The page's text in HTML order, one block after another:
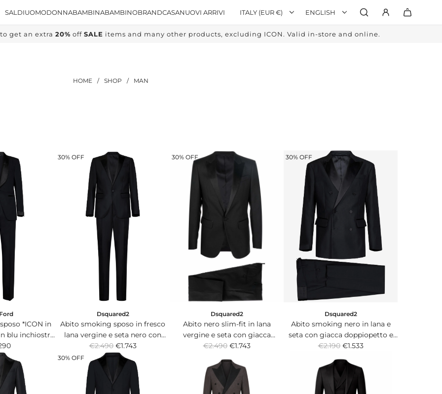
SALDIUOMODONNABAMBINABAMBINOBRANDCASANUOVI ARRIVI ITALY (EUR €) ENGLISH
get an extra 20% off SALE items and many other products, excluding ICON. Valid in-store and online.
HOME / SHOP / MAN
*ICON in
blu inchiostro
30% OFF
Dsquared2
Abito smoking sposo in fresco
lana vergine e seta nero con
blazer monopetto.
R
g
€2.490 €1.743
30% OFF
Dsquared2
Abito nero slim-fit in lana
vergine e seta con giacca
monopetto con rever in satin.
R
g
u
l
€2.490 €1.743
30% OFF
Dsquared2
Abito smoking nero in lana e
seta con giacca doppiopetto e
pantaloni con fascia in satin.
R
g
€2.190 €1.533
30% OFF